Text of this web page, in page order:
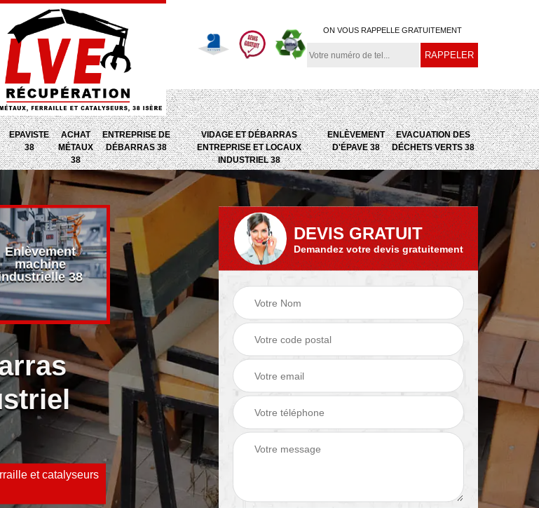
ON VOUS RAPPELLE GRATUITEMENT
EPAVISTE
38
ACHAT
MÉTAUX
38
ENTREPRISE DE
DÉBARRAS 38
VIDAGE ET DÉBARRAS
ENTREPRISE ET LOCAUX
INDUSTRIEL 38
ENLÈVEMENT
D'ÉPAVE 38
EVACUATION DES
DÉCHETS VERTS 38
Enlèvement
machine
38
Entreprise de
débarras 38
Epaviste 38
Evacuation des
déchets verts 38
et catalyseurs
DEVIS GRATUIT
Demandez votre devis gratuitement